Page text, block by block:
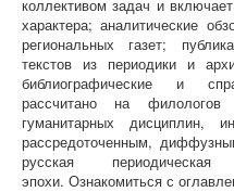
коллективом задач и
характера; аналитические
региональных газет;
текстов из периодики и
библиографические и
рассчитано на
гуманитарных дисциплин,
рассредоточенным,
русская
эпохи. Ознакомиться с